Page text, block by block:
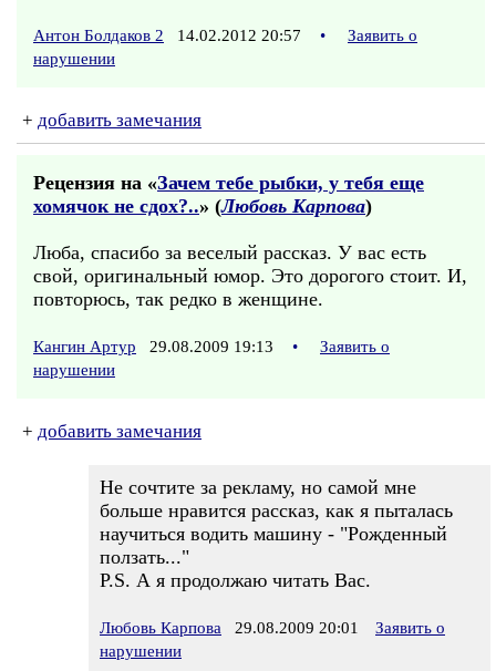
Антон Болдаков 2 14.02.2012 20:57 •
Заявить о
нарушении
+ добавить замечания
Рецензия на «Зачем тебе рыбки, у тебя еще
хомячок не сдох?..» (Любовь Карпова)
Люба, спасибо за веселый рассказ. У вас есть
свой, оригинальный юмор. Это дорогого стоит. И,
повторюсь, так редко в женщине.
Кангин Артур 29.08.2009 19:13 •
Заявить о
нарушении
+ добавить замечания
Не сочтите за рекламу, но самой мне
больше нравится рассказ, как я пыталась
научиться водить машину - "Рожденный
ползать..."
P.S. А я продолжаю читать Вас.
Любовь Карпова 29.08.2009 20:01
Заявить о
нарушении